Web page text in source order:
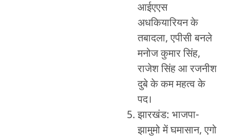
आईएएस
अधकियारियन के
तबादला, एपीसी बनले
मनोज कुमार सिंह,
राजेश सिंह आ रजनीश
दुबे के कम महत्व के
पद।
झारखंड: भाजपा-
झामुमो में घमासान, एगो